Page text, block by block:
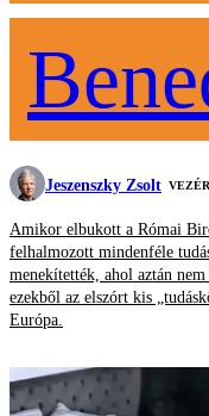
Jeszenszky Zsolt
Amikor elbukott a Római
felhalmozott mindenféle
menekítették, ahol aztán
ezekből az elszórt kis
Európa.